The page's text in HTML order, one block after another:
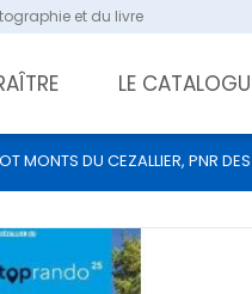
et du livre
LE
MONTS DU CEZALLIER, PNR